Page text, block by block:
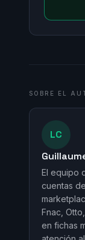
SOBRE EL
LC
El equipo
cuentas
Fnac,
en fichas